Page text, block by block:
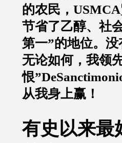
的农民， USMCA
节省了乙醇、社
第一”的地位。
无论如何，我领
恨
从我身上赢！
有史以来最